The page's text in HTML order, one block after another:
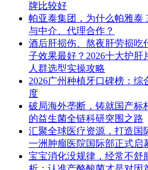
牌比较好
帕亚泰集团，为什么帕雅泰
与中介、代理合作？
酒后肝损伤、熬夜肝劳损吃
子效果最好？2026十大护
人群选型实操攻略
2026广州种植牙口碑榜：
度
破局海外垄断，铸就国产标
的益生菌全链科研突围之路
汇聚全球医疗资源，打造
一洲肿瘤医院国际部正式启
宝宝消化没规律，经常不舒